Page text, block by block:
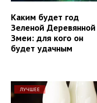
Каким будет год
Зеленой Деревянной
Змеи: для кого он
будет удачным
ЛУЧШЕЕ